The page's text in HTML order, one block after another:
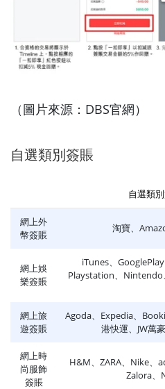
（圖片來源：DBS官網）
自選類別簽賬
自選類
網上外
幣簽賬
淘寶、
網上娛
樂簽賬
iTunes、
Playstation、Nintendo
網上旅
遊簽賬
Agoda、Expedia、
港快運、JW萬
網上時
尚服飾
簽賬
H&M、ZARA、Nike、
Zalora、